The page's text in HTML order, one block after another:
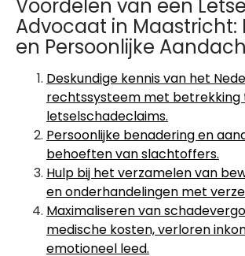
Voordelen van een
Advocaat in Maastricht:
en Persoonlijke
Deskundige kennis van het
rechtssysteem met betrekking
letselschadeclaims.
Persoonlijke benadering en
behoeften van slachtoffers.
Hulp bij het verzamelen van
en onderhandelingen met
Maximaliseren van
medische kosten, verloren
emotioneel leed.